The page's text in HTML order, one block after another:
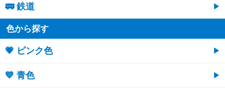
🚃 鉄道
色から探す
💗 ピンク色
💙 青色